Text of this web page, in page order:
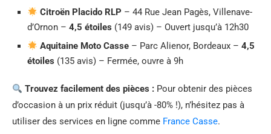
Citroën Placido RLP – 44 Rue Jean Pagès, Villenave-
d’Ornon – 4,5 étoiles (149 avis) – Ouvert jusqu’à 12h30
Aquitaine Moto Casse – Parc Alienor, Bordeaux –4,5
étoiles (135 avis) – Fermée, ouvre à 9h
Trouvez facilement des pièces : Pour obtenir des pièces
d’occasion à un prix réduit (jusqu’à -80% !), n’hésitez pas à
utiliser des services en ligne comme France Casse.